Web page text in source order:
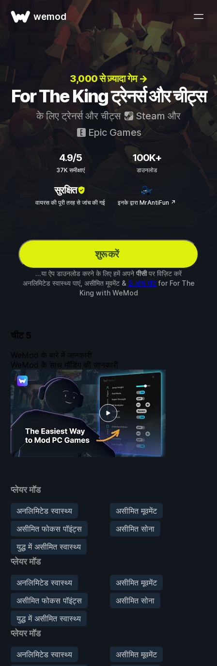
wemod
3,000 से ज़्यादा गेम →
For The King ट्रेनर्स और चीट्स
के लिए ट्रेनर्स और चीट्स Steam और
Epic Games
4.9/5
37K समीक्षाएं
100K+
डाउनलोड
सुरक्षित
वायरस की पूरी तरह से जांच की गई इनके द्वारा MrAntiFun ↗
शुरू करें
...या ऐप डाउनलोड करने के लिए हमें अपने पीसीपर विज़िट करें
अनलिमिटेड स्वास्थ्य पाएं, असीमित मूवमेंट & 3 अन्य मॉडfor For The
King with WeMod
चीट 5
प्लेयर मॉड
अनलिमिटेड स्वास्थ्य
असीमित मूवमेंट
असीमित फोकस पॉइंट्स
असीमित सोना
युद्ध में असीमित स्वास्थ्य
प्लेयर मॉड
अनलिमिटेड स्वास्थ्य
असीमित मूवमेंट
असीमित फोकस पॉइंट्स
असीमित सोना
युद्ध में असीमित स्वास्थ्य
प्लेयर मॉड
अनलिमिटेड स्वास्थ्य
असीमित मूवमेंट
WeMod के बारे में जानकारी
WeMod के साथ मॉडिंग की जानकारी